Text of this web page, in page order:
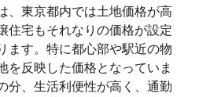
、東京都内では土地価格が高
住宅もそれなりの価格が設定
ます。特に都心部や駅近の物
を反映した価格となっていま
分、生活利便性が高く、通勤